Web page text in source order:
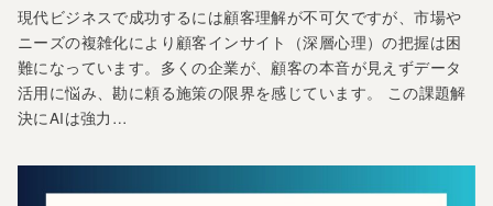
現代ビジネスで成功するには顧客理解が不可欠ですが、市場や
ニーズの複雑化により顧客インサイト（深層心理）の把握は困
難になっています。多くの企業が、顧客の本音が見えずデータ
活用に悩み、勘に頼る施策の限界を感じています。 この課題解
決にAIは強力…